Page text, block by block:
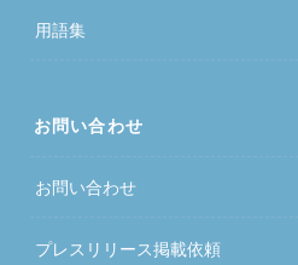
用語集
お問い合わせ
お問い合わせ
プレスリリース掲載依頼